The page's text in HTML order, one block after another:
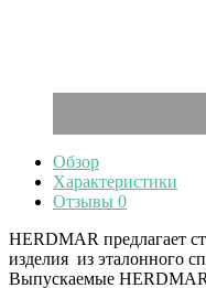
Обзор
Характеристики
Отзывы 0
HERDMAR предлагает
изделия из эталонного
Выпускаемые HERDMAR